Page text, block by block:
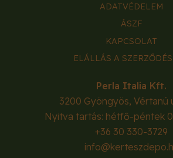
ADATVÉDELEM
ÁSZF
KAPCSOLAT
ELÁLLÁS A
Perla Italia Kft.
3200 Gyöngyös, Vértanú
Nyitva tartás: hétfő-péntek
+36 30 330-3729